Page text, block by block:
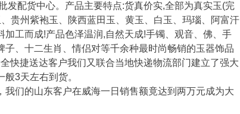
配货中心。产品主要特点:货真价实,全部为真实玉(完
贵州紫袍玉、陕西蓝田玉、黄玉、白玉、玛瑙、阿富汗
工而成!产品色泽温润,自然天成!手镯、观音、佛、手
、十二生肖、情侣对等千余种最时尚畅销的玉器饰品
快捷送达客户我们又联合当地快递物流部门建立了强大
3天左右到货。
们的山东客户在威海一日销售额竟达到两万元成为大